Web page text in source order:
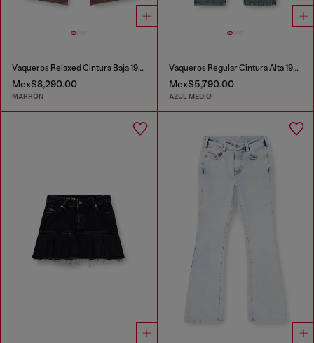
Vaqueros Relaxed Cintura Baja 1996 D-Sire
Mex$8,290.00
MARRÓN
Vaqueros Regular Cintura Alta 1971 D-Sent
Mex$5,790.00
AZUL MEDIO